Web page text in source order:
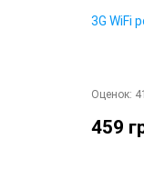
3G WiFi
Оценок:
459